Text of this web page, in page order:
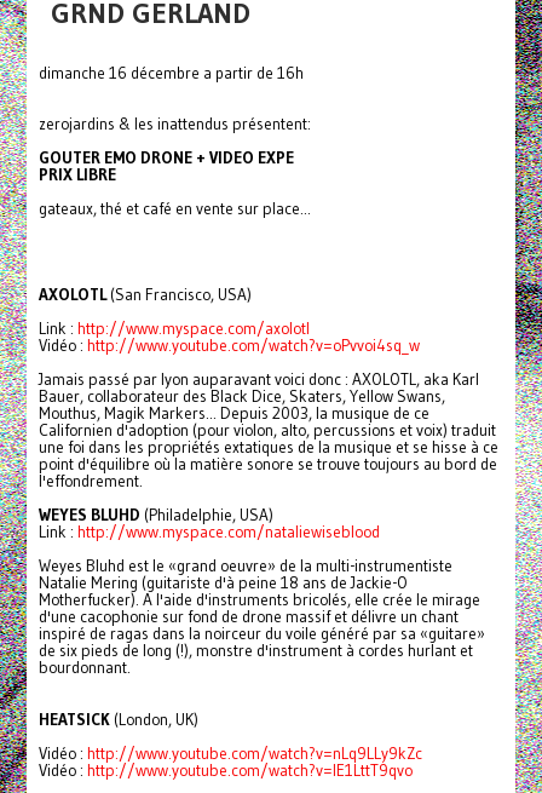
GRND GERLAND
dimanche 16 décembre a partir de 16h
zerojardins & les inattendus présentent:
GOUTER EMO DRONE + VIDEO EXPE
PRIX LIBRE
gateaux, thé et café en vente sur place...
AXOLOTL(San Francisco, USA)
Link : http://www.myspace.com/axolotl
Vidéo : http://www.youtube.com/watch?v=oPvvoi4sq_w
Jamais passé par lyon auparavant voici donc : AXOLOTL, aka Karl
Bauer, collaborateur des Black Dice, Skaters, Yellow Swans,
Mouthus, Magik Markers... Depuis 2003, la musique de ce
Californien d'adoption (pour violon, alto, percussions et voix) traduit
une foi dans les propriétés extatiques de la musique et se hisse à ce
point d'équilibre où la matière sonore se trouve toujours au bord de
l'effondrement.
WEYES BLUHD (Philadelphie, USA)
Link : http://www.myspace.com/nataliewiseblood
Weyes Bluhd est le «grand oeuvre» de la multi-instrumentiste
Natalie Mering (guitariste d'à peine 18 ans de Jackie-O
Motherfucker). A l'aide d'instruments bricolés, elle crée le mirage
d'une cacophonie sur fond de drone massif et délivre un chant
inspiré de ragas dans la noirceur du voile généré par sa «guitare»
de six pieds de long (!), monstre d'instrument à cordes hurlant et
bourdonnant.
HEATSICK(London, UK)
Vidéo : http://www.youtube.com/watch?v=nLq9LLy9kZc
Vidéo : http://www.youtube.com/watch?v=lE1LttT9qvo